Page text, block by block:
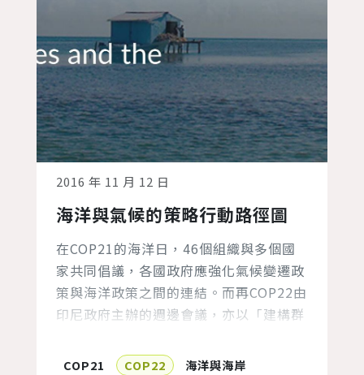
2016 年 11 月 12 日
海洋與氣候的策略行動路徑圖
在COP21的海洋日，46個組織與多個國
家共同倡議，各國政府應強化氣候變遷政
策與海洋政策之間的連結。而再COP22由
印尼政府主辦的週邊會議，亦以「建構群
性」為題，發佈2016-2021海洋與氣候的
COP21 COP22 海洋與海岸